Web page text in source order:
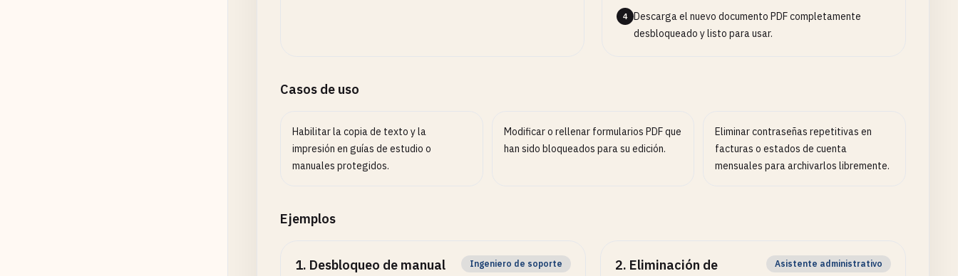
4
Descarga el nuevo documento PDF completamente
desbloqueado y listo para usar.
Casos de uso
Habilitar la copia de texto y la
impresión en guías de estudio o
manuales protegidos.
Modificar o rellenar formularios PDF que
han sido bloqueados para su edición.
Eliminar contraseñas repetitivas en
facturas o estados de cuenta
mensuales para archivarlos libremente.
Ejemplos
1. Desbloqueo de manual
Ingeniero de soporte 2. Eliminación de
Asistente administrativo